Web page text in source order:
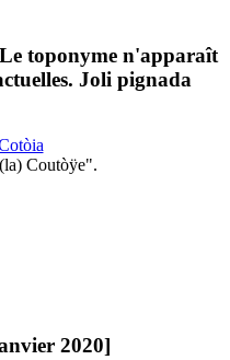
toponyme n'apparaît
Joli pignada
Coutòÿe".
2020]